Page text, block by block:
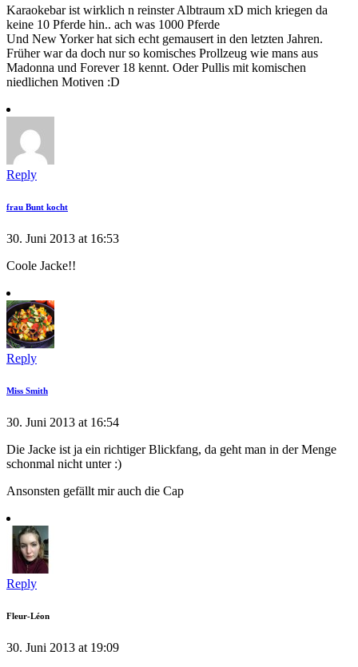
Karaokebar ist wirklich n reinster Albtraum xD mich kriegen da
keine 10 Pferde hin.. ach was 1000 Pferde
Und New Yorker hat sich echt gemausert in den letzten Jahren.
Früher war da doch nur so komisches Prollzeug wie mans aus
Madonna und Forever 18 kennt. Oder Pullis mit komischen
niedlichen Motiven :D
Reply
frau Bunt kocht
30. Juni 2013 at 16:53
Coole Jacke!!
Reply
Miss Smith
30. Juni 2013 at 16:54
Die Jacke ist ja ein richtiger Blickfang, da geht man in der Menge
schonmal nicht unter :)
Ansonsten gefällt mir auch die Cap
Reply
Fleur-Léon
30. Juni 2013 at 19:09